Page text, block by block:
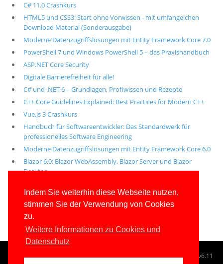
Indem Sie weiterhin diese Webseite nutzen,
stimmen Sie der Verwendung von Cookies
zu.
Weitere Informationen zu Cookies und
Datenschutz
C# 11.0 Crashkurs
HTML5 und CSS3: Start ohne Vorwissen - mit umfangeichen
Download Material (Sonderausgabe)
Moderne Datenzugriffslösungen mit Entity Framework Core 7.0
PowerShell 7 und Windows PowerShell 5 – das Praxishandbuch
ASP.NET Core Security
Digitale Barrierefreiheit für alle!
C# und .NET 6 – Grundlagen, Profiwissen und Rezepte
C++ Core Guidelines Explained: Best Practices for Modern C++
Vue.js 3 Crashkurs
Handbuch für Softwareentwickler: Das Standardwerk für
professionelles Software Engineering
Moderne Datenzugriffslösungen mit Entity Framework Core 6.0
Blazor 6.0: Blazor WebAssembly, Blazor Server und Blazor
Desktop
Alle unsere aktuellen Fachbücher
E-Book-Abo für ab 99 Euro im Jahr
© 1996-2026www.IT-Visions.de-Dr. Holger Schwichtenberg v6.11